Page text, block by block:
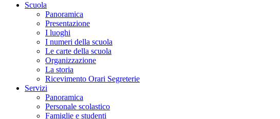
Scuola
Panoramica
Presentazione
I luoghi
I numeri della scuola
Le carte della scuola
Organizzazione
La storia
Ricevimento Orari Segreterie
Servizi
Panoramica
Personale scolastico
Famiglie e studenti